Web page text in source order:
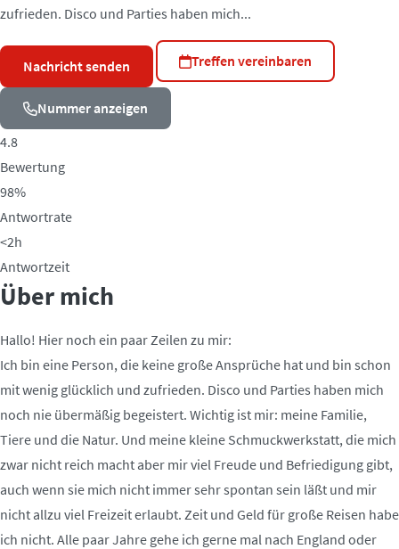
zufrieden. Disco und Parties haben mich...
Nachricht senden Treffen vereinbaren
Nummer anzeigen
4.8
Bewertung
98%
Antwortrate
<2h
Antwortzeit
Über mich
Hallo! Hier noch ein paar Zeilen zu mir:
Ich bin eine Person, die keine große Ansprüche hat und bin schon
mit wenig glücklich und zufrieden. Disco und Parties haben mich
noch nie übermäßig begeistert. Wichtig ist mir: meine Familie,
Tiere und die Natur. Und meine kleine Schmuckwerkstatt, die mich
zwar nicht reich macht aber mir viel Freude und Befriedigung gibt,
auch wenn sie mich nicht immer sehr spontan sein läßt und mir
nicht allzu viel Freizeit erlaubt. Zeit und Geld für große Reisen habe
ich nicht. Alle paar Jahre gehe ich gerne mal nach England oder